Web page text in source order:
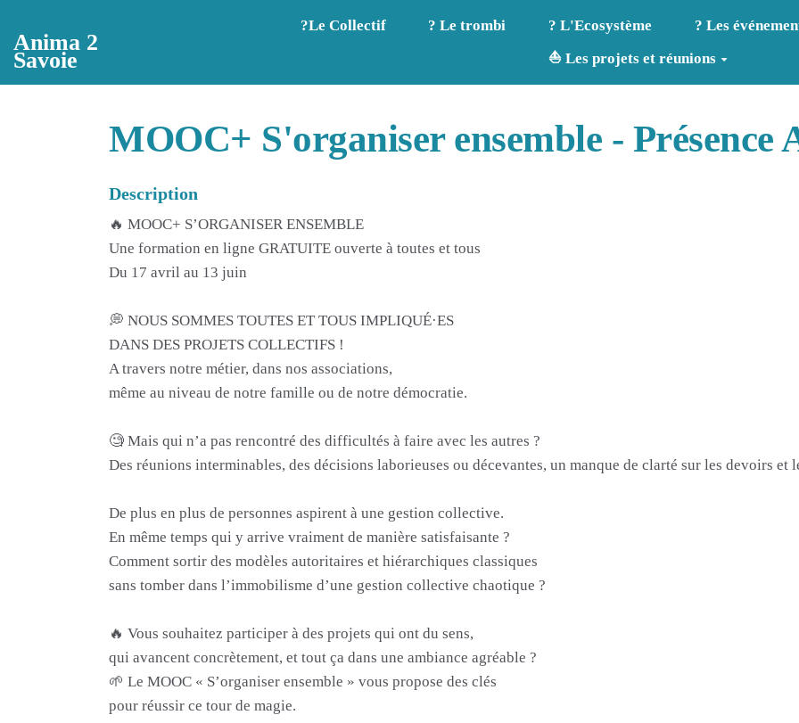
Anima 2
Savoie
?️Le Collectif ? Le trombi ? L'Ecosystème
? Les
⛵ Les projets et réunions
MOOC+ S'organiser ensemble - Présence
Description
🔥 MOOC+ S’ORGANISER ENSEMBLE
Une formation en ligne GRATUITE ouverte à toutes et tous
Du 17 avril au 13 juin
💭 NOUS SOMMES TOUTES ET TOUS IMPLIQUÉ·ES
DANS DES PROJETS COLLECTIFS !
A travers notre métier, dans nos associations,
même au niveau de notre famille ou de notre démocratie.
🧐 Mais qui n’a pas rencontré des difficultés à faire avec les autres ?
Des réunions interminables, des décisions laborieuses ou décevantes, un manque de clarté sur les devoirs
De plus en plus de personnes aspirent à une gestion collective.
En même temps qui y arrive vraiment de manière satisfaisante ?
Comment sortir des modèles autoritaires et hiérarchiques classiques
sans tomber dans l’immobilisme d’une gestion collective chaotique ?
🔥 Vous souhaitez participer à des projets qui ont du sens,
qui avancent concrètement, et tout ça dans une ambiance agréable ?
🌱 Le MOOC « S’organiser ensemble » vous propose des clés
pour réussir ce tour de magie.